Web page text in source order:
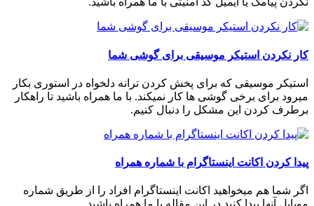
کار نکردن استیکر موسیقی برای گوشی شما
استیکر موسیقی که برای پخش کردن ترانه دلخواه در استوری بکار
میرود برای برخی گوشی ها کار نمیکند. با ما همراه باشید تا راهکار
برطرف کردن این مشکل را دنبال کنیم.
پیدا کردن اکانت اینستاگرام با شماره همراه
اگر شما هم میخواهید اکانت اینستاگرام افراد را از طریق شماره